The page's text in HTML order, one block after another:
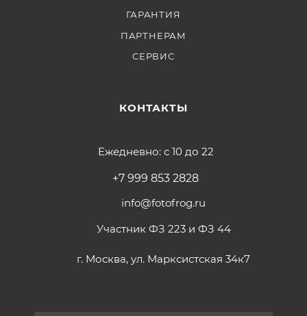
ГАРАНТИЯ
ПАРТНЕРАМ
СЕРВИС
КОНТАКТЫ
Ежедневно: с 10 до 22
+7 999 853 2828
info@fotofrog.ru
Участник ФЗ 223 и ФЗ 44
г. Москва, ул. Марксистская 34к7